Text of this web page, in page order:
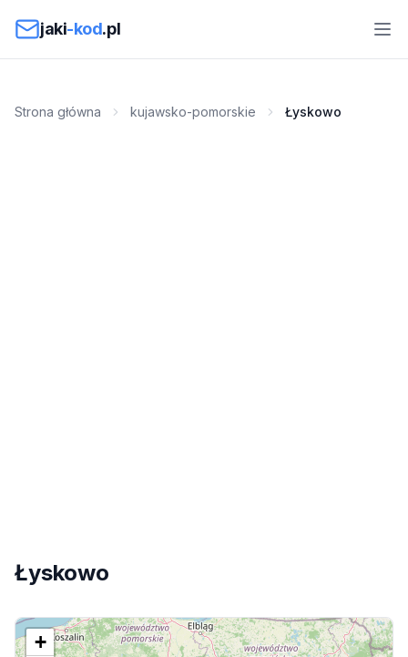
jaki-kod.pl
Strona główna kujawsko-pomorskie Łyskowo
Łyskowo
+